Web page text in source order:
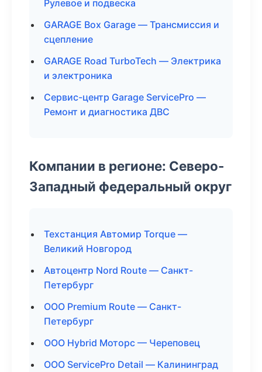
Рулевое и подвеска
GARAGE Box Garage — Трансмиссия и
сцепление
GARAGE Road TurboTech — Электрика
и электроника
Сервис-центр Garage ServicePro —
Ремонт и диагностика ДВС
Компании в регионе: Северо-
Западный федеральный округ
Техстанция Автомир Torque —
Великий Новгород
Автоцентр Nord Route — Санкт-
Петербург
ООО Premium Route — Санкт-
Петербург
ООО Hybrid Моторс — Череповец
ООО ServicePro Detail — Калининград